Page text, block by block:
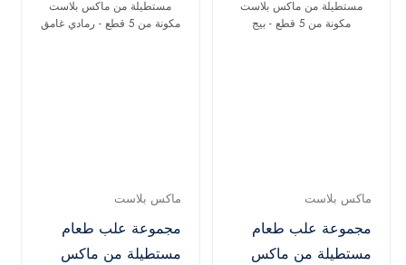
ماكس بلاست
مجموعة علب طعام
مستطيلة من ماكس
ماكس بلاست
مجموعة علب طعام
مستطيلة من ماكس